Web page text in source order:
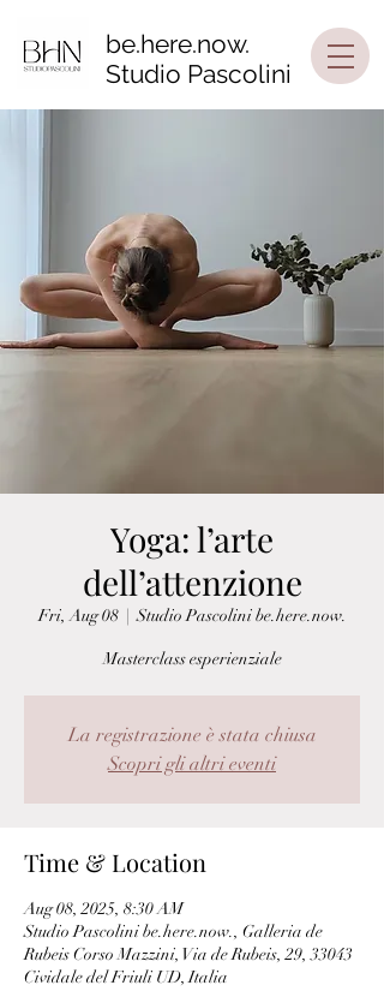
be.here.now.
Studio Pascolini
Yoga: l’arte
dell’attenzione
Fri, Aug 08
  |
Studio Pascolini be.here.now.
Masterclass esperienziale
La registrazione è stata chiusa
Scopri gli altri eventi
Time & Location
Aug 08, 2025, 8:30 AM
Studio Pascolini be.here.now., Galleria de
Rubeis Corso Mazzini, Via de Rubeis, 29, 33043
Cividale del Friuli UD, Italia